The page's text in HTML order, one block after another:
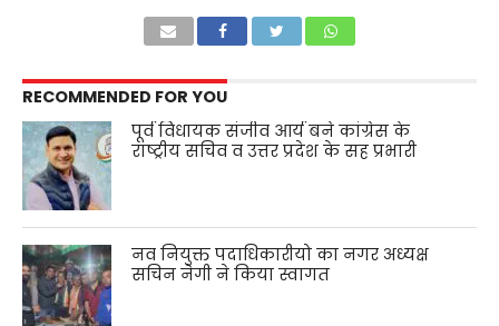
RECOMMENDED FOR YOU
पूर्व विधायक संजीव आर्य बने कांग्रेस के
राष्ट्रीय सचिव व उत्तर प्रदेश के सह प्रभारी
नव नियुक्त पदाधिकारीयो का नगर अध्यक्ष
सचिन नेगी ने किया स्वागत